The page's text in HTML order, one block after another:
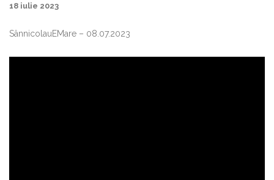
:
18 iulie 2023
SânnicolauEMare – 08.07.2023